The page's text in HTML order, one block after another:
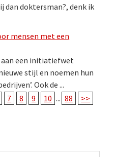
dan doktersman?, denk ik
mensen met een
aan een initiatiefwet
stijl en noemen hun
Ook de ...
7 8 9 10 ... 88 >>